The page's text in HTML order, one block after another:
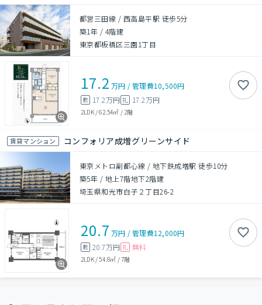
都営三田線 / 西高島平駅 徒歩5分
築1年 / 4階建
東京都板橋区三園1丁目
17.2 万円 /管理費10,500円
敷 17.2万円 礼 17.2万円
2LDK/62.54㎡ / 2階
賃貸マンション コンフォリア成増グリーンサイド
東京メトロ副都心線 / 地下鉄成増駅 徒歩10分
築5年 / 地上7階地下2階建
埼玉県和光市白子２丁目26-2
20.7 万円 /管理費12,000円
敷 20.7万円 礼 無料
2LDK/54.8㎡ /7階